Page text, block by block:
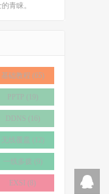
青睐。
基础教程 (65)
PPTP (19)
DDNS (16)
无线覆盖 (12)
一线多拨 (9)
EXSI (8)